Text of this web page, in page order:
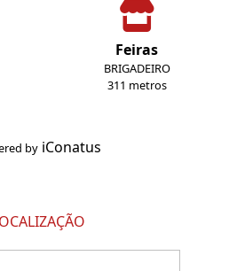
Feiras
BRIGADEIRO
311 metros
by iConatus